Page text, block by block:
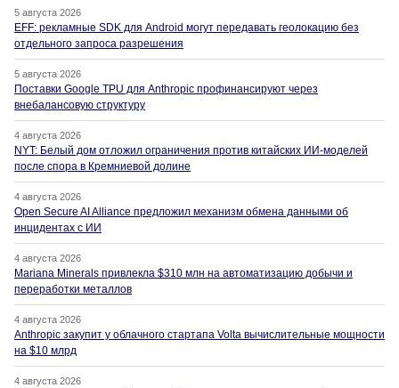
5 августа 2026
EFF: рекламные SDK для Android могут передавать геолокацию без
отдельного запроса разрешения
5 августа 2026
Поставки Google TPU для Anthropic профинансируют через
внебалансовую структуру
4 августа 2026
NYT: Белый дом отложил ограничения против китайских ИИ-моделей
после спора в Кремниевой долине
4 августа 2026
Open Secure AI Alliance предложил механизм обмена данными об
инцидентах с ИИ
4 августа 2026
Mariana Minerals привлекла $310 млн на автоматизацию добычи и
переработки металлов
4 августа 2026
Anthropic закупит у облачного стартапа Volta вычислительные мощности
на $10 млрд
4 августа 2026